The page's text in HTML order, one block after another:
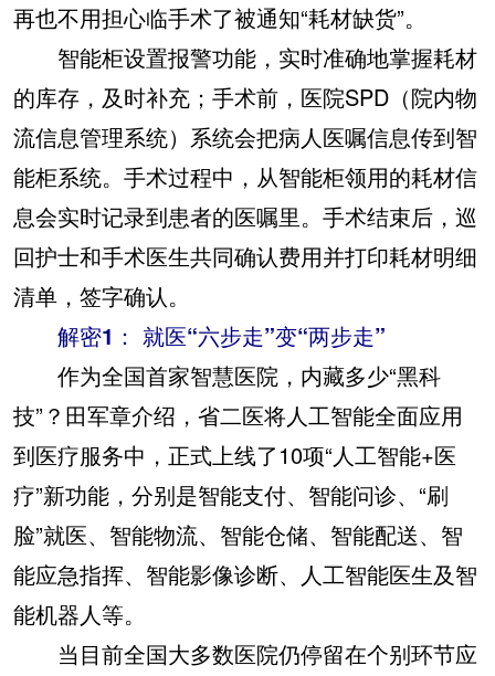
再也不用担心临手术了被通知“耗材缺货”。
智能柜设置报警功能，实时准确地掌握耗材
的库存，及时补充；手术前，医院SPD（院内物
流信息管理系统）系统会把病人医嘱信息传到智
能柜系统。手术过程中，从智能柜领用的耗材信
息会实时记录到患者的医嘱里。手术结束后，巡
回护士和手术医生共同确认费用并打印耗材明细
清单，签字确认。
解密1： 就医“六步走”变“两步走”
作为全国首家智慧医院，内藏多少“黑科
技”？田军章介绍，省二医将人工智能全面应用
到医疗服务中，正式上线了10项“人工智能+医
疗”新功能，分别是智能支付、智能问诊、“刷
脸”就医、智能物流、智能仓储、智能配送、智
能应急指挥、智能影像诊断、人工智能医生及智
能机器人等。
当目前全国大多数医院仍停留在个别环节应